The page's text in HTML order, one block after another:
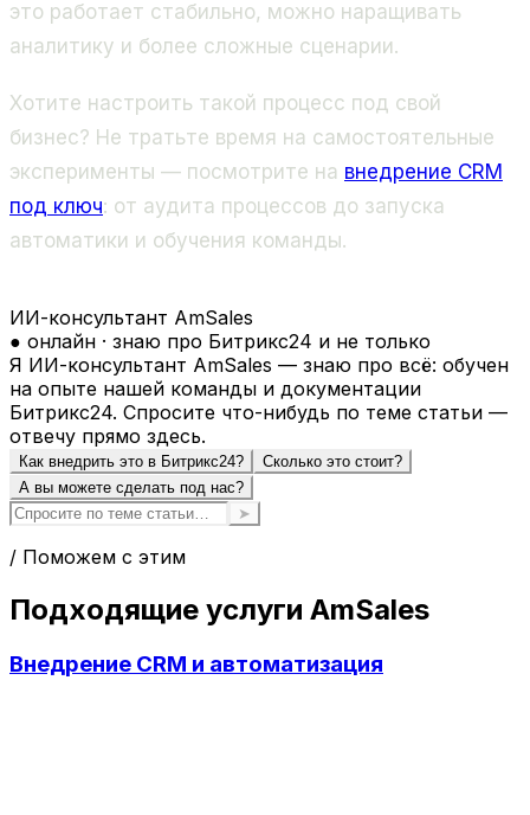
это работает стабильно, можно наращивать
аналитику и более сложные сценарии.
Хотите настроить такой процесс под свой
бизнес? Не тратьте время на самостоятельные
эксперименты — посмотрите на внедрение CRM
под ключ: от аудита процессов до запуска
автоматики и обучения команды.
ИИ-консультант AmSales
● онлайн · знаю про Битрикс24 и не только
Я ИИ-консультант AmSales — знаю про всё: обучен
на опыте нашей команды и документации
Битрикс24. Спросите что-нибудь по теме статьи —
отвечу прямо здесь.
Как внедрить это в Битрикс24?
Сколько это стоит?
А вы можете сделать под нас?
➤
/ Поможем с этим
Подходящие услуги AmSales
Внедрение CRM и автоматизация